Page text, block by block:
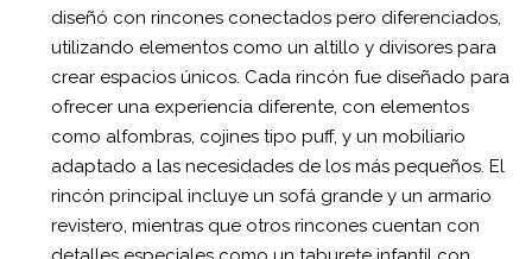
diseñó con rincones conectados pero diferenciados,
utilizando elementos como un altillo y divisores para
crear espacios únicos. Cada rincón fue diseñado para
ofrecer una experiencia diferente, con elementos
como alfombras, cojines tipo puff, y un mobiliario
adaptado a las necesidades de los más pequeños. El
rincón principal incluye un sofá grande y un armario
revistero, mientras que otros rincones cuentan con